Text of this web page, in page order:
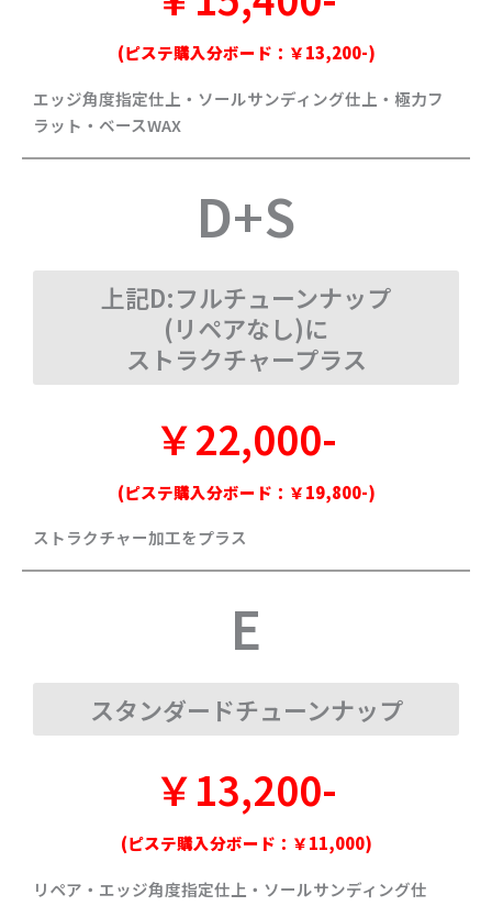
(ピステ購入分ボード：￥13,200-)
エッジ角度指定仕上・ソールサンディング仕上・極力フ
ラット・ベースWAX
D+S
上記D:フルチューンナップ
(リペアなし)に
ストラクチャープラス
￥22,000-
(ピステ購入分ボード：￥19,800-)
ストラクチャー加工をプラス
E
スタンダードチューンナップ
￥13,200-
(ピステ購入分ボード：￥11,000)
リペア・エッジ角度指定仕上・ソールサンディング仕